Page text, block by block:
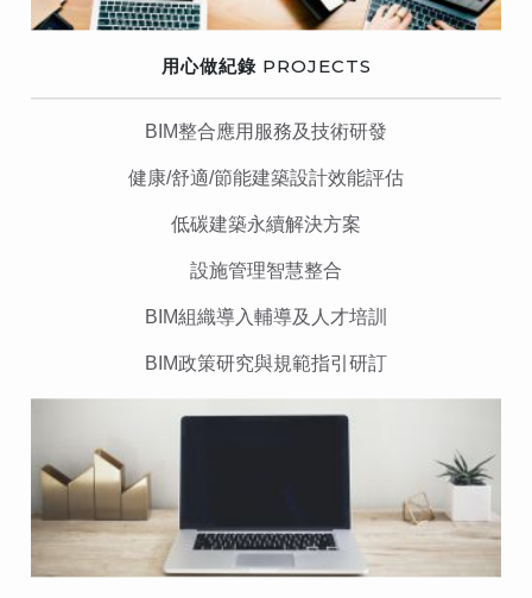
用心做紀錄PROJECTS
BIM整合應用服務及技術研發
健康/舒適/節能建築設計效能評估
低碳建築永續解決方案
設施管理智慧整合
BIM組織導入輔導及人才培訓
BIM政策研究與規範指引研訂